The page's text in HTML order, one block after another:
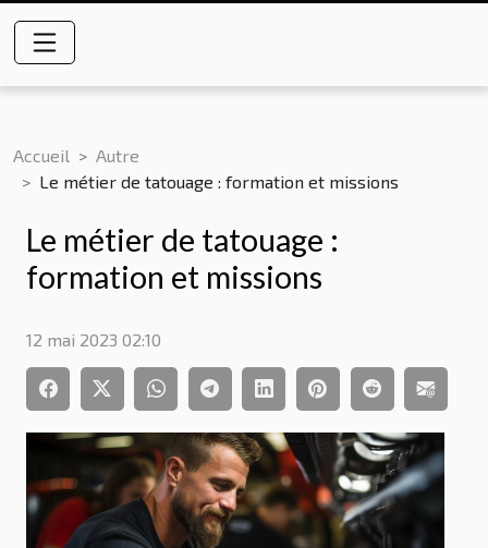
Accueil
Autre
Le métier de tatouage : formation et missions
Le métier de tatouage :
formation et missions
12 mai 2023 02:10